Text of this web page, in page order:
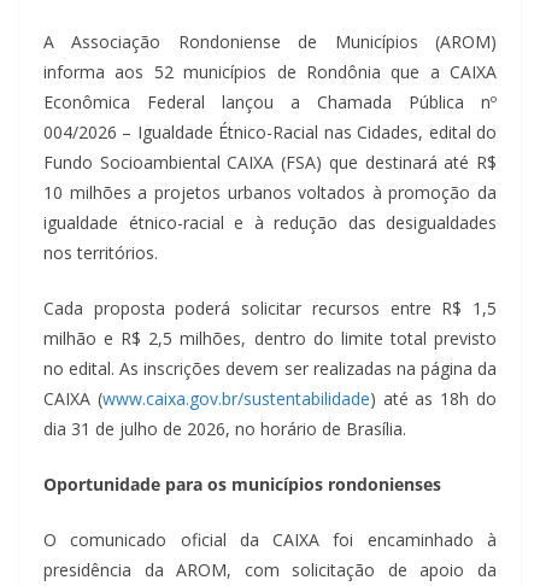
A Associação Rondoniense de Municípios (AROM)
informa aos 52 municípios de Rondônia que a CAIXA
Econômica Federal lançou a Chamada Pública nº
004/2026 – Igualdade Étnico-Racial nas Cidades, edital do
Fundo Socioambiental CAIXA (FSA) que destinará até R$
10 milhões a projetos urbanos voltados à promoção da
igualdade étnico-racial e à redução das desigualdades
nos territórios.
Cada proposta poderá solicitar recursos entre R$ 1,5
milhão e R$ 2,5 milhões, dentro do limite total previsto
no edital. As inscrições devem ser realizadas na página da
CAIXA (www.caixa.gov.br/sustentabilidade) até as 18h do
dia 31 de julho de 2026, no horário de Brasília.
Oportunidade para os municípios rondonienses
O comunicado oficial da CAIXA foi encaminhado à
presidência da AROM, com solicitação de apoio da